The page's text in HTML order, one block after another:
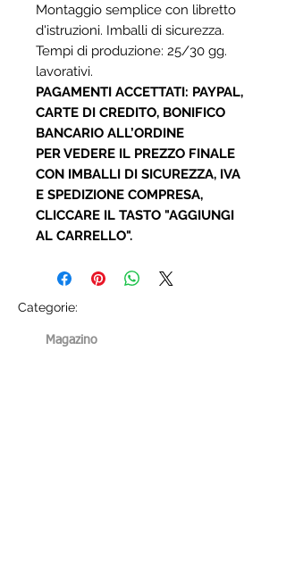
Montaggio semplice con libretto
d'istruzioni. Imballi di sicurezza.
Tempi di produzione: 25/30 gg.
lavorativi.
PAGAMENTI ACCETTATI: PAYPAL,
CARTE DI CREDITO, BONIFICO
BANCARIO ALL’ORDINE
PER VEDERE IL PREZZO FINALE
CON IMBALLI DI SICUREZZA, IVA
E SPEDIZIONE COMPRESA,
CLICCARE IL TASTO "AGGIUNGI
AL CARRELLO".
Categorie:
Magazino